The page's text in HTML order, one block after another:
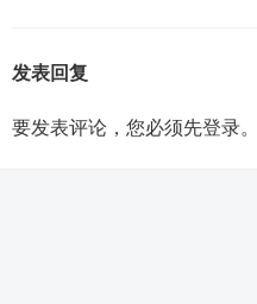
发表回复
要发表评论，您必须先登录